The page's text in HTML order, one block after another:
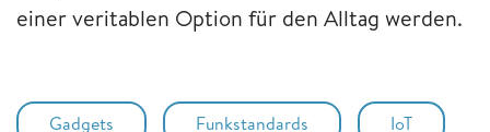
einer veritablen Option für den Alltag werden.
Gadgets Funkstandards IoT